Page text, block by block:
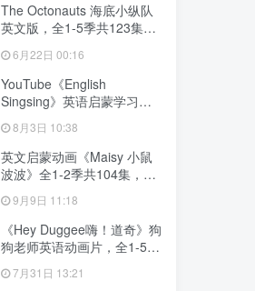
The Octonauts 海底小纵队
英文版，全1-5季共123集，
幕，带配套音频MP3，百度
网盘下载！
6月22日 00:16
YouTube《English
Singsing》英语启蒙学习自
话，故事等，全套共1364
集，1080P高清视频带英文
字幕，百度网盘下载！
8月3日 10:38
英文启蒙动画《Maisy 小鼠
波波》全1-2季共104集，标
盘下载！
9月9日 11:18
《Hey Duggee嗨！道奇》狗
狗老师英语动画片，全1-5季
英文字幕，百度网盘下载！
7月31日 13:21